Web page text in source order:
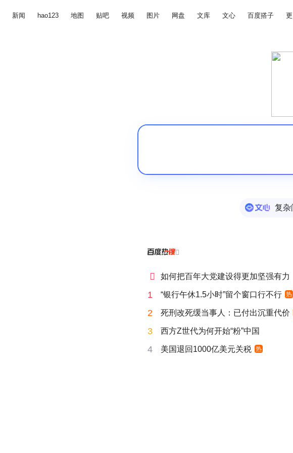
新闻 hao123 地图 贴吧 视频 图片 网盘 文库 文心 百度搭子
复杂

 如何把百年大党建设得更加坚强有力
1 “银行午休1.5小时”留个窗口行不行 热
2 死刑改死缓当事人：已付出沉重代价
3 西方Z世代为何开始“粉”中国
4 美国退回1000亿美元关税 热